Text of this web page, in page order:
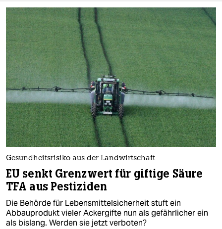
verlag
veranstaltungen
shop
fragen & hilfe
unterstützen
abo
genossenschaft
epaper login
Gesundheitsrisiko aus der Landwirtschaft
EU senkt Grenzwert für giftige Säure
TFA aus Pestiziden
Die Behörde für Lebensmittelsicherheit stuft ein
Abbauprodukt vieler Ackergifte nun als gefährlicher ein
als bislang. Werden sie jetzt verboten?